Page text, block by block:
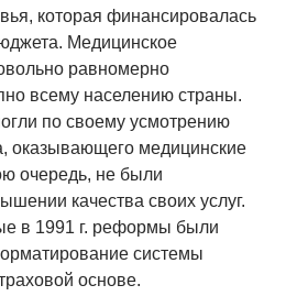
которая финансировалась
Медицинское
равномерно
всему населению страны.
по своему усмотрению
оказывающего медицинские
очередь, не были
качества своих услуг.
в 1991 г. реформы были
системы
основе.